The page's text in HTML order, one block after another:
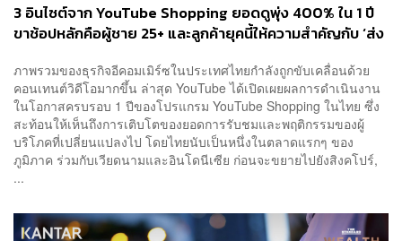
3 อินไซต์จาก YouTube Shopping ยอดดูพุ่ง 400% ใน 1 ปี
ขาช้อปหลักคือผู้ชาย 25+ และลูกค้ายุคนี้ให้ความสำคัญกับ ‘ส่ง
ภาพรวมของธุรกิจอีคอมเมิร์ซในประเทศไทยกำลังถูกขับเคลื่อนด้วย
คอนเทนต์วิดีโอมากขึ้น ล่าสุด YouTube ได้เปิดเผยผลการดำเนินงาน
ในโอกาสครบรอบ 1 ปีของโปรแกรม YouTube Shopping ในไทย ซึ่ง
สะท้อนให้เห็นถึงการเติบโตของยอดการรับชมและพฤติกรรมของผู้
บริโภคที่เปลี่ยนแปลงไป โดยไทยนับเป็นหนึ่งในตลาดแรกๆ ของ
ภูมิภาค ร่วมกับเวียดนามและอินโดนีเซีย ก่อนจะขยายไปยังสิงคโปร์,
...